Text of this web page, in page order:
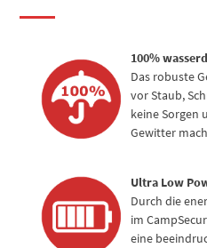
100%
Das robuste
vor Staub,
keine Sorgen
Gewitter
Ultra Low
Durch die
im
eine